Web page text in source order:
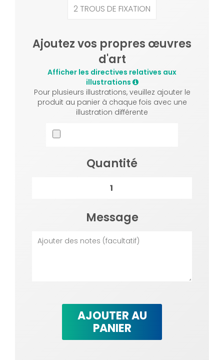
2 TROUS DE FIXATION
Ajoutez vos propres œuvres
d'art
Afficher les directives relatives aux
illustrations
Pour plusieurs illustrations, veuillez ajouter le
produit au panier à chaque fois avec une
illustration différente
Quantité
Message
AJOUTER AU
PANIER